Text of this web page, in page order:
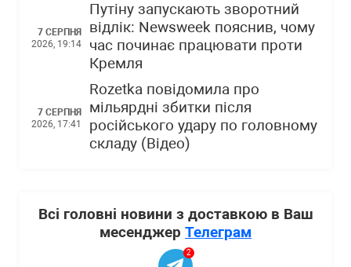
7 СЕРПНЯ
2026, 19:14
Путіну запускають зворотний
відлік: Newsweek пояснив, чому
час починає працювати проти
Кремля
7 СЕРПНЯ
2026, 17:41
Rozetka повідомила про
мільярдні збитки після
російського удару по головному
складу (Відео)
Всі головні новини з доставкою в Ваш
месенджер Телеграм
2